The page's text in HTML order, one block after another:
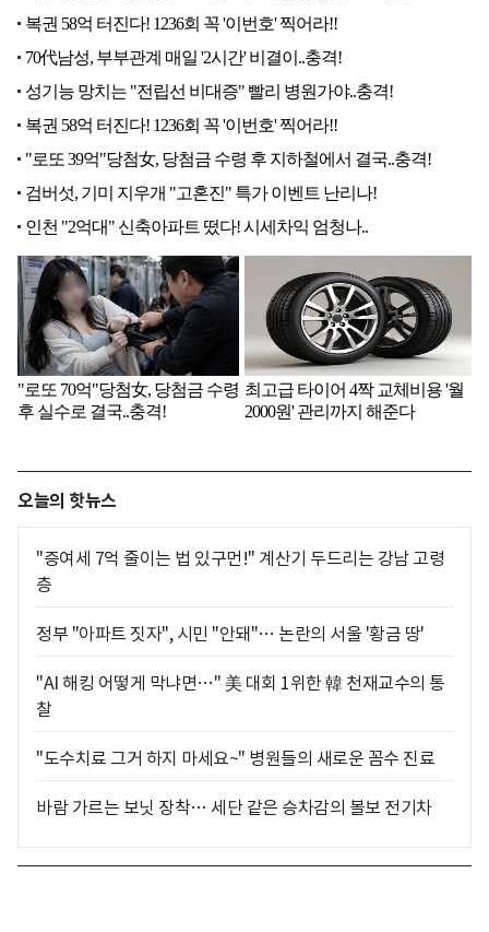
오늘의 핫뉴스
"증여세 7억 줄이는 법 있구먼!" 계산기 두드리는 강남 고령
층
정부 "아파트 짓자", 시민 "안돼"… 논란의 서울 '황금 땅'
"AI 해킹 어떻게 막냐면…" 美 대회 1위한 韓 천재교수의 통
찰
"도수치료 그거 하지 마세요~" 병원들의 새로운 꼼수 진료
바람 가르는 보닛 장착… 세단 같은 승차감의 볼보 전기차